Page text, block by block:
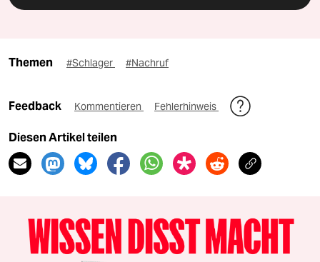
Themen #Schlager #Nachruf
Feedback Kommentieren Fehlerhinweis
Diesen Artikel teilen